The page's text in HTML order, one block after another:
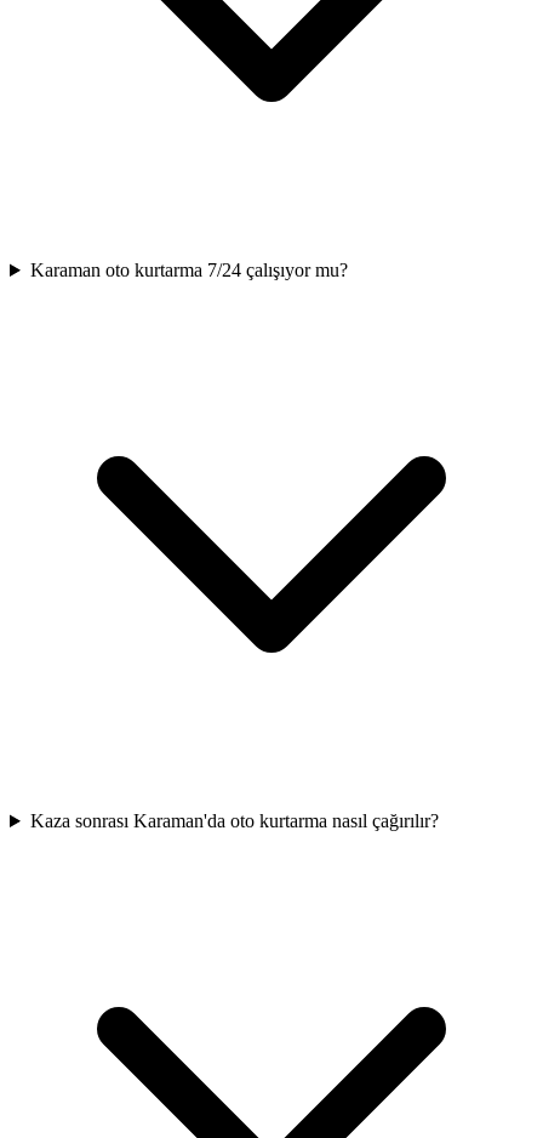
Karaman oto kurtarma 7/24 çalışıyor mu?
Kaza sonrası Karaman'da oto kurtarma nasıl çağırılır?